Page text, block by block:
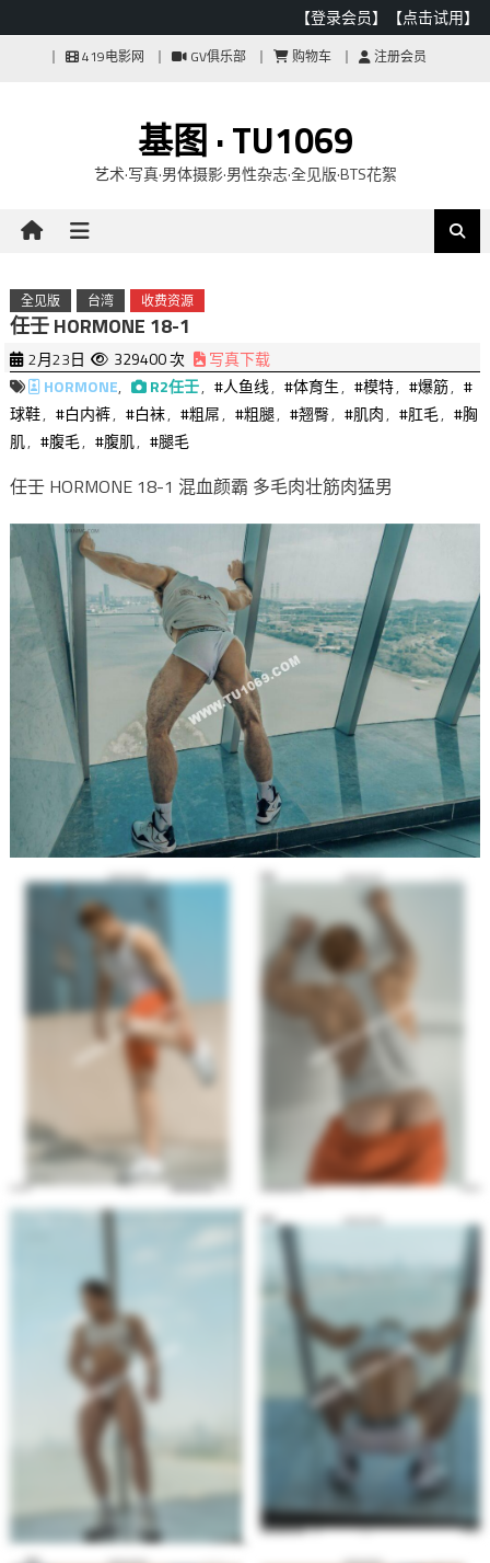
【登录会员】 【点击试用】
419电影网 GV俱乐部 购物车 注册会员
基图 · TU1069
艺术·写真·男体摄影·男性杂志·全见版·BTS花絮
全见版 台湾 收费资源
任壬 HORMONE 18-1
2月23日 329400 次
写真下载
HORMONE, R2任壬, #人鱼线, #体育生, #模特, #爆筋, #
球鞋, #白内裤, #白袜, #粗屌, #粗腿, #翘臀, #肌肉, #肛毛, #胸
肌, #腹毛, #腹肌, #腿毛
任壬 HORMONE 18-1 混血颜霸 多毛肉壮筋肉猛男